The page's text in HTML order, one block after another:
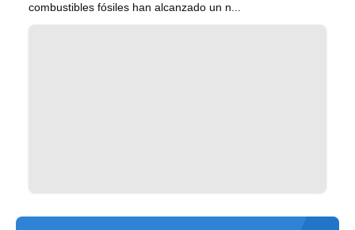
combustibles fósiles han alcanzado un n...